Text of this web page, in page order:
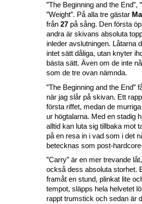
”The Beginning and the End”,
”Weight”. På alla tre gästar
från 27 på sång. Den första
andra är skivans absoluta
inleder avslutningen. Låtarna
intet sätt dåliga, utan knyter
bästa sätt. Även om de inte
som de tre ovan nämnda.
”The Beginning and the End”
när jag slår på skivan. Ett
första riffet, medan de
ur högtalarna. Med en stadig
alltid kan luta sig tillbaka mot
på en resa in i vad som i det
betecknas som post-
”Carry” är en mer trevande
också dess absoluta storhet.
framåt en stund, plinkat lite
tempot, släpps hela helvetet
rappt trumstick och sedan är